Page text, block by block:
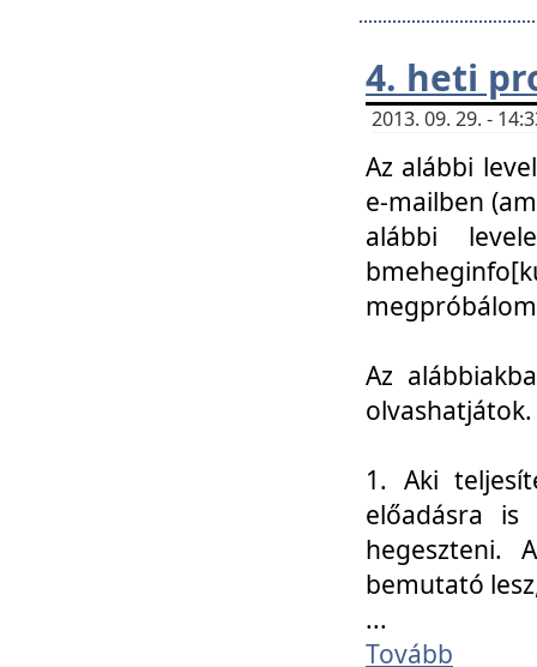
4. heti
2013. 09. 29. -
Az alábbi
e-mailben
alábbi
Az
olvashatjátok.
1. Aki
előadásra
hegeszteni.
bemutató
...
Tovább